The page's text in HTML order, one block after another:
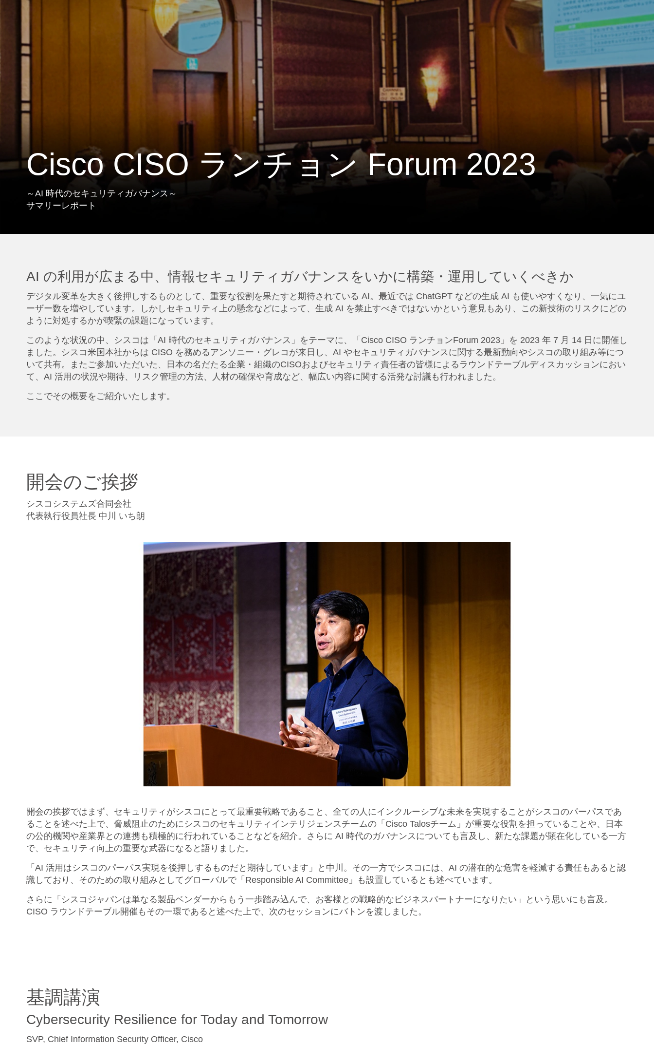
Cisco CISO ランチョン Forum 2023
～AI 時代のセキュリティガバナンス～
サマリーレポート
AI の利用が広まる中、情報セキュリティガバナンスをいかに構築・運用していくべきか
デジタル変革を大きく後押しするものとして、重要な役割を果たすと期待されている AI。最近では ChatGPT などの生成 AI も使いやすくなり、一気にユ
ーザー数を増やしています。しかしセキュリティ上の懸念などによって、生成 AI を禁止すべきではないかという意見もあり、この新技術のリスクにどの
ように対処するかが喫緊の課題になっています。
このような状況の中、シスコは「AI 時代のセキュリティガバナンス」をテーマに、「Cisco CISO ランチョンForum 2023」を 2023 年 7 月 14 日に開催し
ました。シスコ米国本社からは CISO を務めるアンソニー・グレコが来日し、AI やセキュリティガバナンスに関する最新動向やシスコの取り組み等につ
いて共有。またご参加いただいた、日本の名だたる企業・組織のCISOおよびセキュリティ責任者の皆様によるラウンドテーブルディスカッションにおい
て、AI 活用の状況や期待、リスク管理の方法、人材の確保や育成など、幅広い内容に関する活発な討議も行われました。
ここでその概要をご紹介いたします。
開会のご挨拶
シスコシステムズ合同会社
代表執行役員社長 中川 いち朗
開会の挨拶ではまず、セキュリティがシスコにとって最重要戦略であること、全ての人にインクルーシブな未来を実現することがシスコのパーパスであ
ることを述べた上で、脅威阻止のためにシスコのセキュリティインテリジェンスチームの「Cisco Talosチーム」が重要な役割を担っていることや、日本
の公的機関や産業界との連携も積極的に行われていることなどを紹介。さらに AI 時代のガバナンスについても言及し、新たな課題が顕在化している一方
で、セキュリティ向上の重要な武器になると語りました。
「AI 活用はシスコのパーパス実現を後押しするものだと期待しています」と中川。その一方でシスコには、AI の潜在的な危害を軽減する責任もあると認
識しており、そのための取り組みとしてグローバルで「Responsible AI Committee」も設置しているとも述べています。
さらに「シスコジャパンは単なる製品ベンダーからもう一歩踏み込んで、お客様との戦略的なビジネスパートナーになりたい」という思いにも言及。
CISO ラウンドテーブル開催もその一環であると述べた上で、次のセッションにバトンを渡しました。
基調講演
Cybersecurity Resilience for Today and Tomorrow
SVP, Chief Information Security Officer, Cisco